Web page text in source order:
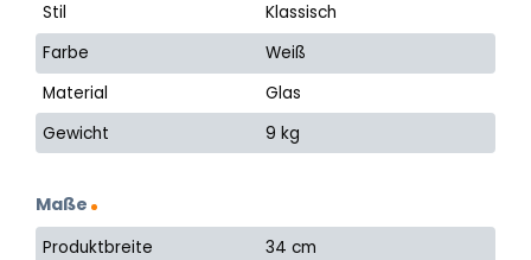
Stil
Klassisch
Farbe
Weiß
Material
Glas
Gewicht
9 kg
Maße
Produktbreite
34 cm